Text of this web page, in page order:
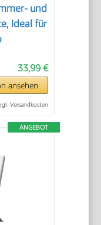
und
Ideal für
33,99 €
ansehen
Versandkosten
ANGEBOT